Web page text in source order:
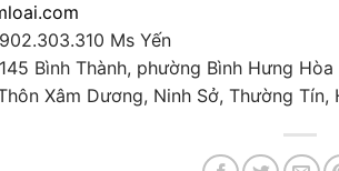
Ms Yến
Bình Thành, phường Bình Hưng
Xâm Dương, Ninh Sở, Thường Tín,